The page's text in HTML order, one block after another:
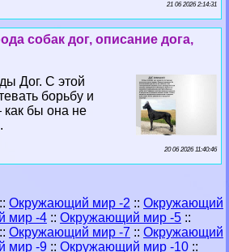
21 06 2026 2:14:31
собак дог, описание дога,
Дог. С этой
борьбу и
бы она не
20 06 2026 11:40:46
:: Окружающий мир -2 :: Окружающий
мир -4 :: Окружающий мир -5 ::
:: Окружающий мир -7 :: Окружающий
мир -9 :: Окружающий мир -10 ::